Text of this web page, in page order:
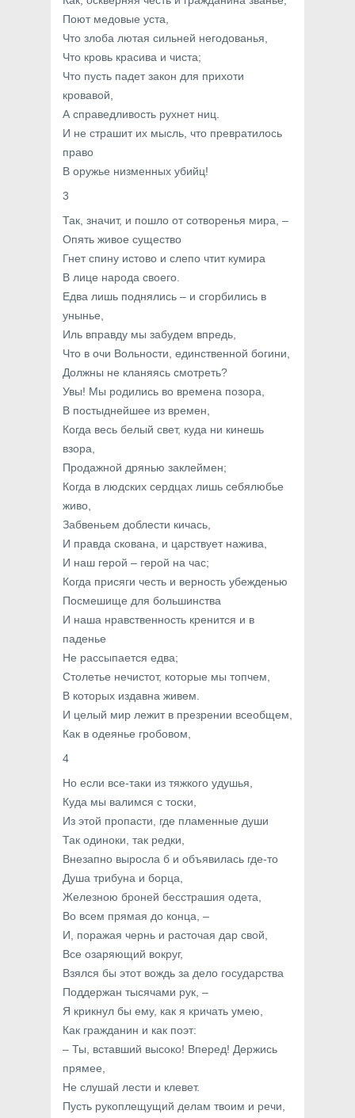
Поют медовые уста,
Что злоба лютая сильней негодованья,
Что кровь красива и чиста;
Что пусть падет закон для прихоти
кровавой,
А справедливость рухнет ниц.
И не страшит их мысль, что превратилось
право
В оружье низменных убийц!
3
Так, значит, и пошло от сотворенья мира, –
Опять живое существо
Гнет спину истово и слепо чтит кумира
В лице народа своего.
Едва лишь поднялись – и сгорбились в
унынье,
Иль вправду мы забудем впредь,
Что в очи Вольности, единственной богини,
Должны не кланяясь смотреть?
Увы! Мы родились во времена позора,
В постыднейшее из времен,
Когда весь белый свет, куда ни кинешь
взора,
Продажной дрянью заклеймен;
Когда в людских сердцах лишь себялюбье
живо,
Забвеньем доблести кичась,
И правда скована, и царствует нажива,
И наш герой – герой на час;
Когда присяги честь и верность убежденью
Посмешище для большинства
И наша нравственность кренится и в
паденье
Не рассыпается едва;
Столетье нечистот, которые мы топчем,
В которых издавна живем.
И целый мир лежит в презрении всеобщем,
Как в одеянье гробовом,
4
Но если все-таки из тяжкого удушья,
Куда мы валимся с тоски,
Из этой пропасти, где пламенные души
Так одиноки, так редки,
Внезапно выросла б и объявилась где-то
Душа трибуна и борца,
Железною броней бесстрашия одета,
Во всем прямая до конца, –
И, поражая чернь и расточая дар свой,
Все озаряющий вокруг,
Взялся бы этот вождь за дело государства
Поддержан тысячами рук, –
Я крикнул бы ему, как я кричать умею,
Как гражданин и как поэт:
– Ты, вставший высоко! Вперед! Держись
прямее,
Не слушай лести и клевет.
Пусть рукоплещущий делам твоим и речи,